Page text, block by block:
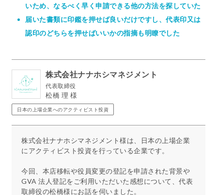
いため、なるべく早く申請できる他の方法を探していた
届いた書類に印鑑を押せば良いだけですし、代表印又は
認印のどちらを押せばいいかの指摘も明瞭でした
株式会社ナナホシマネジメント
代表取締役
松橋 理 様
日本の上場企業へのアクティビスト投資
株式会社ナナホシマネジメント様は、日本の上場企業
にアクティビスト投資を行っている企業です。
今回、本店移転や役員変更の登記を申請された背景や
GVA 法人登記をご利用いただいた感想について、代表
取締役の松橋様にお話を伺いました。